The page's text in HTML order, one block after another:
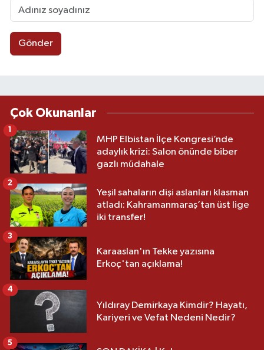
Gönder
Çok Okunanlar
MHP Elbistan İlçe Kongresi’nde
adaylık krizi: Salon önünde biber
gazlı müdahale
1
Yeşil sahaların dişi aslanları klasman
atladı: Kahramanmaraş’tan üst lige
iki transfer!
2
Karaaslan'ın Tekke yazısına
Erkoç'tan açıklama!
3
Yıldıray Demirkaya Kimdir? Hayatı,
Kariyeri ve Vefat Nedeni Nedir?
4
5